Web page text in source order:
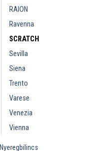
RAION
Ravenna
SCRATCH
Sevilla
Siena
Trento
Varese
Venezia
Vienna
Nyeregbilincs